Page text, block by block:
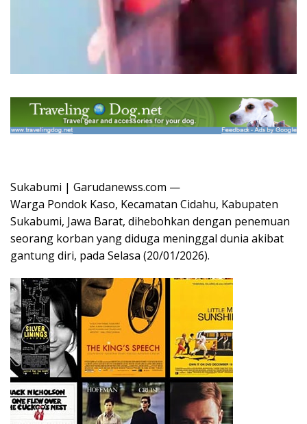
Sukabumi | Garudanewss.com —
Warga Pondok Kaso, Kecamatan Cidahu, Kabupaten
Sukabumi, Jawa Barat, dihebohkan dengan penemuan
seorang korban yang diduga meninggal dunia akibat
gantung diri, pada Selasa (20/01/2026).